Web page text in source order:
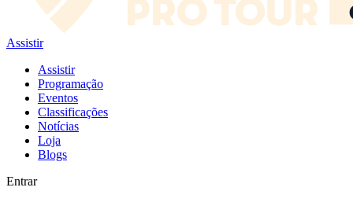
Assistir
Assistir
Programação
Eventos
Classificações
Notícias
Loja
Blogs
Entrar